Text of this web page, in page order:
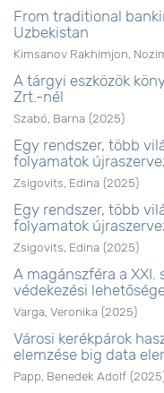
From traditional
Uzbekistan
Kimsanov Rakhimjon,
A tárgyi eszközök
Zrt.-nél
Szabó, Barna (2025)
Egy rendszer, több
folyamatok
Zsigovits, Edina (2025)
Egy rendszer, több
folyamatok
Zsigovits, Edina (2025)
A magánszféra a XXI.
védekezési
Varga, Veronika (2025)
Városi kerékpárok
elemzése big data
Papp, Benedek Adolf (2025